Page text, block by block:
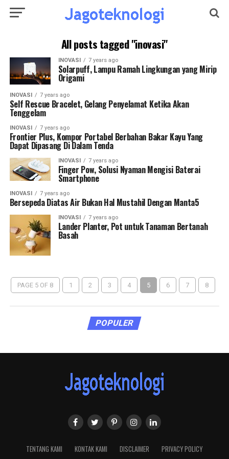
All posts tagged "inovasi"
INOVASI 7 years ago
Solarpuff, Lampu Ramah Lingkungan yang Mirip
Origami
INOVASI 7 years ago
Self Rescue Bracelet, Gelang Penyelamat Ketika Akan
Tenggelam
INOVASI 7 years ago
Frontier Plus, Kompor Portabel Berbahan Bakar Kayu Yang
Dapat Dipasang Di Dalam Tenda
INOVASI 7 years ago
Finger Pow, Solusi Nyaman Mengisi Baterai
Smartphone
INOVASI 7 years ago
Bersepeda Diatas Air Bukan Hal Mustahil Dengan Manta5
INOVASI 7 years ago
Lander Planter, Pot untuk Tanaman Bertanah
Basah
PAGE 5 OF 8 1 2 3 4 5 6 7 8
POPULER
TENTANG KAMI KONTAK KAMI DISCLAIMER
PRIVACY POLICY